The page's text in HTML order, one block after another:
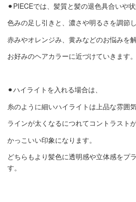
⚫︎ PIECEでは、髪質と髪の退色具合いや
色みの足し引きと、濃さや明るさを調節
赤みやオレンジみ、黄みなどのお悩みを
お好みのヘアカラーに近づけていきます。
⚫︎ハイライトを入れる場合は、
糸のように細いハイライトは上品な雰囲気
ラインが太くなるにつれてコントラスト
かっこいい印象になります。
どちらもより髪色に透明感や立体感をプ
す。